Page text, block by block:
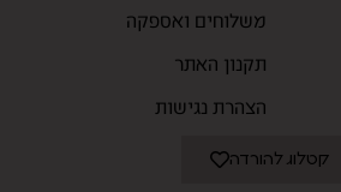
משלוחים ואספקה
תקנון האתר
הצהרת נגישות
קטלוג להורדה